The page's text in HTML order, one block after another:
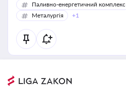
Паливно-енергетичний комплекс
Металургія
+1